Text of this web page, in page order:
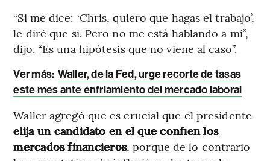
“Si me dice: ‘Chris, quiero que hagas el trabajo’,
le diré que sí. Pero no me está hablando a mí”,
dijo. “Es una hipótesis que no viene al caso”.
Ver más: Waller, de la Fed, urge recorte de tasas
este mes ante enfriamiento del mercado laboral
Waller agregó que es crucial que el presidente
elija un candidato en el que confíen los
mercados financieros, porque de lo contrario